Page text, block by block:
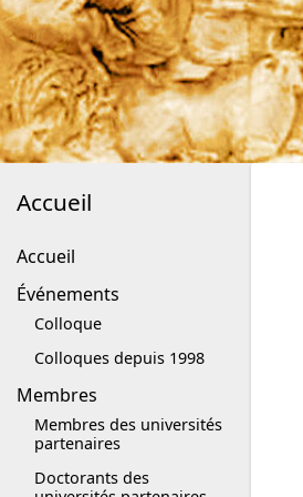
Accueil
Accueil
Événements
Colloque
Colloques depuis 1998
Membres
Membres des universités
partenaires
Doctorants des